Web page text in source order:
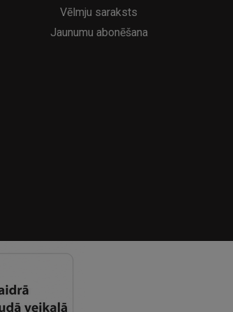
Vēlmju saraksts
Jaunumu abonēšana